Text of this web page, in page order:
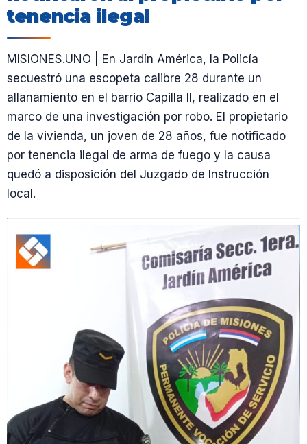
tenencia ilegal
MISIONES.UNO | En Jardín América, la Policía
secuestró una escopeta calibre 28 durante un
allanamiento en el barrio Capilla II, realizado en el
marco de una investigación por robo. El propietario
de la vivienda, un joven de 28 años, fue notificado
por tenencia ilegal de arma de fuego y la causa
quedó a disposición del Juzgado de Instrucción
local.